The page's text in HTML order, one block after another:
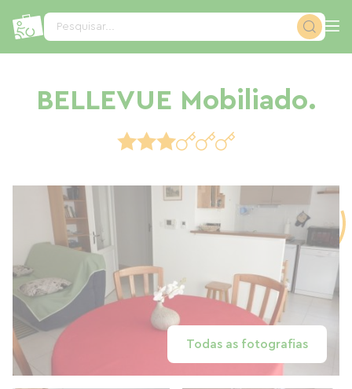
Pesquisar...
BELLEVUE Mobiliado.
Todas as fotografias
Painel de Gerenciamento de Cookies